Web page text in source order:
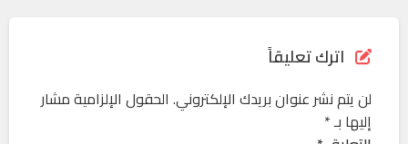
اترك تعليقاً
لن يتم نشر عنوان بريدك الإلكتروني. الحقول الإلزامية مشار
إليها بـ*